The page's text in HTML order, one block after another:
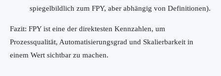
spiegelbildlich zum FPY, aber abhängig von Definitionen).
Fazit: FPY ist eine der direktesten Kennzahlen, um
Prozessqualität, Automatisierungsgrad und Skalierbarkeit in
einem Wert sichtbar zu machen.